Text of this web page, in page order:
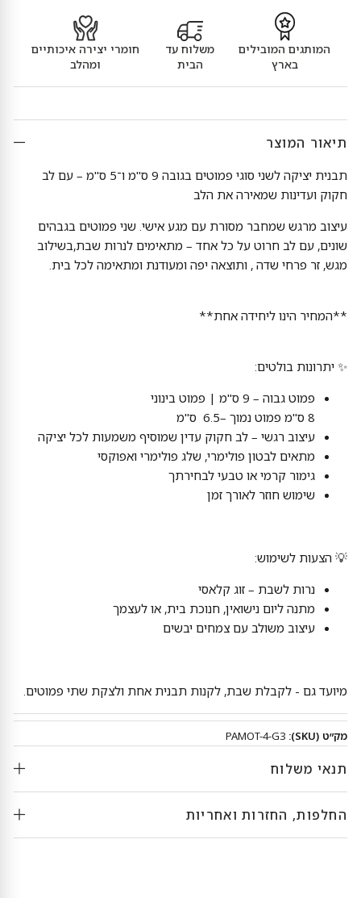
המותגים המובילים
בארץ
משלוח עד
הבית
חומרי יצירה איכותיים
ומהלב
תיאור המוצר
תבנית יציקה לשני סוגי פמוטים בגובה 9 ס"מ ו־5 ס"מ – עם לב
חקוק ועדינות שמאירה את הלב
עיצוב מרגש שמחבר מסורת עם מגע אישי. שני פמוטים בגבהים
שונים, עם לב חרוט על כל אחד – מתאימים לנרות שבת,בשילוב
מגש, זר פרחי שדה , ותוצאה יפה ומעודנת ומתאימה לכל בית.
**המחיר הינו ליחידה אחת**
✨ יתרונות בולטים:
פמוט גבוה – 9 ס"מ | פמוט בינוני
8 ס"מ פמוט נמוך –6.5 ס"מ
עיצוב רגשי – לב חקוק עדין שמוסיף משמעות לכל יציקה
מתאים לבטון פולימרי, שלג פולימרי ואפוקסי
גימור קרמי או טבעי לבחירתך
שימוש חוזר לאורך זמן
💡 הצעות לשימוש:
נרות לשבת – זוג קלאסי
מתנה ליום נישואין, חנוכת בית, או לעצמך
עיצוב משולב עם צמחים יבשים
מיועד גם - לקבלת שבת, לקנות תבנית אחת ולצקת שתי פמוטים.
מק״ט (SKU): PAMOT-4-G3
תנאי משלוח
החלפות, החזרות ואחריות